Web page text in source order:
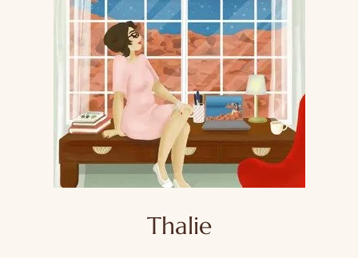
Thalie